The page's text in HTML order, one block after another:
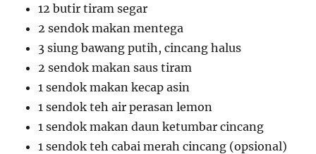
12 butir tiram segar
2 sendok makan mentega
3 siung bawang putih, cincang halus
2 sendok makan saus tiram
1 sendok makan kecap asin
1 sendok teh air perasan lemon
1 sendok makan daun ketumbar cincang
1 sendok teh cabai merah cincang (opsional)